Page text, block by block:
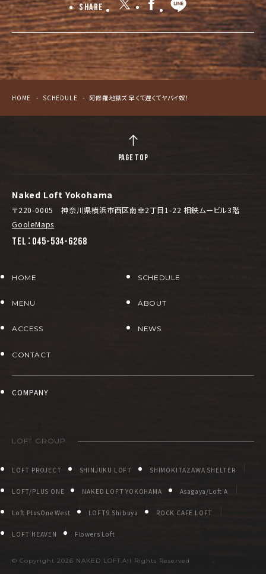
Share
HOME SCHEDULE 阿修羅地獄ズ 早くて遅くてヤバイ奴！
Naked Loft Yokohama
〒220-0005 神奈川県横浜市西区南幸2丁目1-22 相鉄ムービル3階
GooleMaps
TEL：045-534-6268
HOME SCHEDULE
MENU ABOUT
ACCESS NEWS
CONTACT
COMPANY
LOFT GROUP
LOFT PROJECT SHINJUKU LOFT SHIMOKITAZAWA SHELTER
LOFT/PLUS ONE NAKED LOFT YOKOHAMA Asagaya/Loft A
Loft PlusOne West LOFT9 Shibuya ROCK CAFE LOFT
LOFT HEAVEN Flowers Loft
© Copyright 2026 NAKED LOFT.All Rights Reserved
PAGE TOP